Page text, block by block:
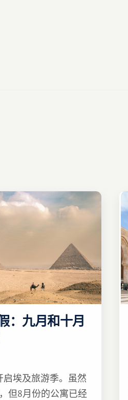
：九月和十月
启埃及旅游季。虽然
但8月份的公寓已经